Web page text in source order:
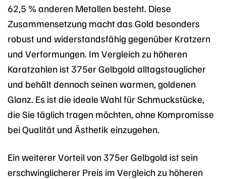
62,5 % anderen Metallen besteht. Diese
Zusammensetzung macht das Gold besonders
robust und widerstandsfähig gegenüber Kratzern
und Verformungen. Im Vergleich zu höheren
Karatzahlen ist 375er Gelbgold alltagstauglicher
und behält dennoch seinen warmen, goldenen
Glanz. Es ist die ideale Wahl für Schmuckstücke,
die Sie täglich tragen möchten, ohne Kompromisse
bei Qualität und Ästhetik einzugehen.
Ein weiterer Vorteil von 375er Gelbgold ist sein
erschwinglicherer Preis im Vergleich zu höheren